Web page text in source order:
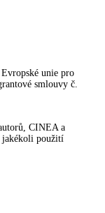
unie pro
smlouvy č.
CINEA a
jakékoli použití